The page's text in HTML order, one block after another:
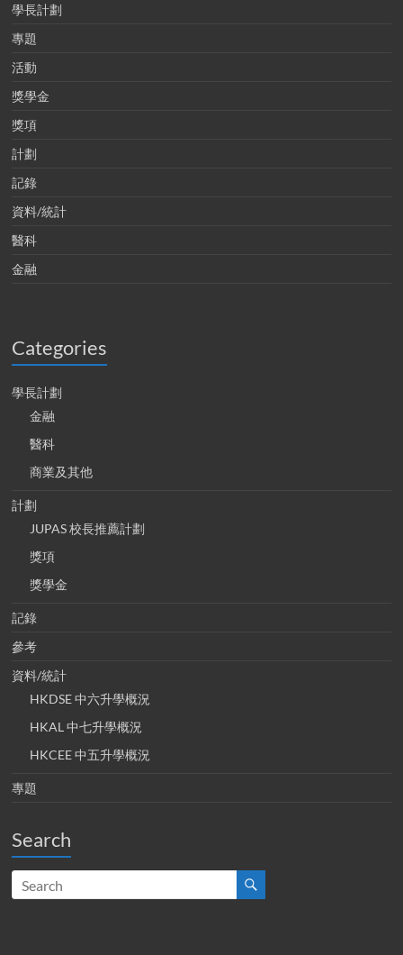
學長計劃
專題
活動
獎學金
獎項
計劃
記錄
資料/統計
醫科
金融
Categories
學長計劃
金融
醫科
商業及其他
計劃
JUPAS 校長推薦計劃
獎項
獎學金
記錄
參考
資料/統計
HKDSE 中六升學概況
HKAL 中七升學概況
HKCEE 中五升學概況
專題
Search